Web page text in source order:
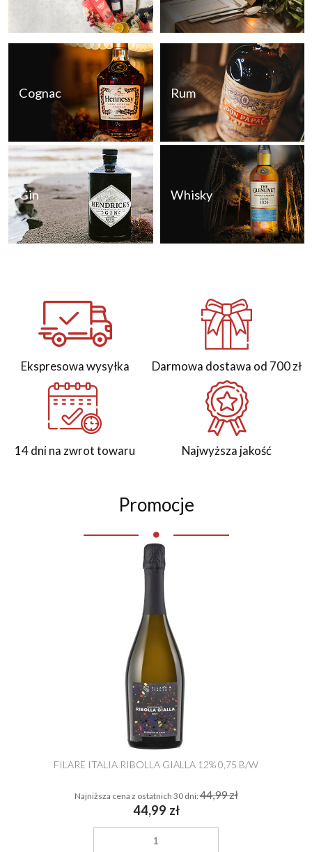
Cognac
Gin
Rum
Whisky
Ekspresowa wysyłka Darmowa dostawa od 700 zł
14 dni na zwrot towaru Najwyższa jakość
Promocje
FILARE ITALIA RIBOLLA GIALLA 12% 0,75 B/W
44,99 zł
Najniższa cena z ostatnich 30 dni:44,99 zł